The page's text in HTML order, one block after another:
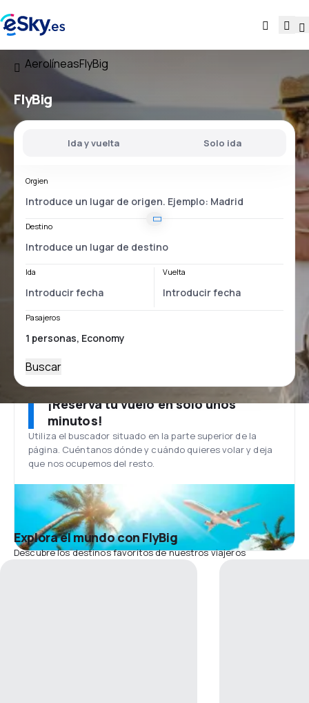
AerolíneasFlyBig
FlyBig
Ida y vuelta Solo ida
Orgien
Destino
Ida Vuelta
Pasajeros
Buscar
¡Reserva tu vuelo en solo unos
minutos!
Utiliza el buscador situado en la parte superior de la
página. Cuéntanos dónde y cuándo quieres volar y deja
que nos ocupemos del resto.
Explora el mundo con FlyBig
Descubre los destinos favoritos de nuestros viajeros